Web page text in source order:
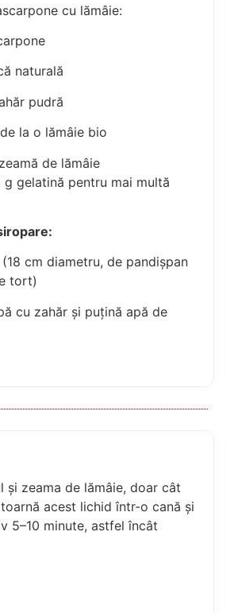
cu lămâie:
naturală
pudră
la o lămâie bio
de lămâie
gelatină pentru mai multă
cm diametru, de pandișpan
tort)
cu zahăr și puțină apă de
și zeama de lămâie, doar cât
acest lichid într-o cană și
5–10 minute, astfel încât